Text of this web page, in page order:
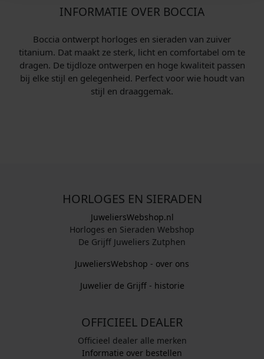
INFORMATIE OVER BOCCIA
Boccia ontwerpt horloges en sieraden van zuiver
titanium. Dat maakt ze sterk, licht en comfortabel om te
dragen. De tijdloze ontwerpen en hoge kwaliteit passen
bij elke stijl en gelegenheid. Perfect voor wie houdt van
stijl en draaggemak.
HORLOGES EN SIERADEN
JuweliersWebshop.nl
Horloges en Sieraden Webshop
De Grijff Juweliers Zutphen
JuweliersWebshop - over ons
Juwelier de Grijff - historie
OFFICIEEL DEALER
Officieel dealer alle merken
Informatie over bestellen